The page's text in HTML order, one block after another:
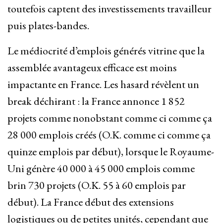
toutefois captent des investissements travailleur
puis plates-bandes.
Le médiocrité d’emplois générés vitrine que la
assemblée avantageux efficace est moins
impactante en France. Les hasard révèlent un
break déchirant : la France annonce 1 852
projets comme nonobstant comme ci comme ça
28 000 emplois créés (O.K. comme ci comme ça
quinze emplois par début), lorsque le Royaume-
Uni génère 40 000 à 45 000 emplois comme
brin 730 projets (O.K. 55 à 60 emplois par
début). La France début des extensions
logistiques ou de petites unités, cependant que